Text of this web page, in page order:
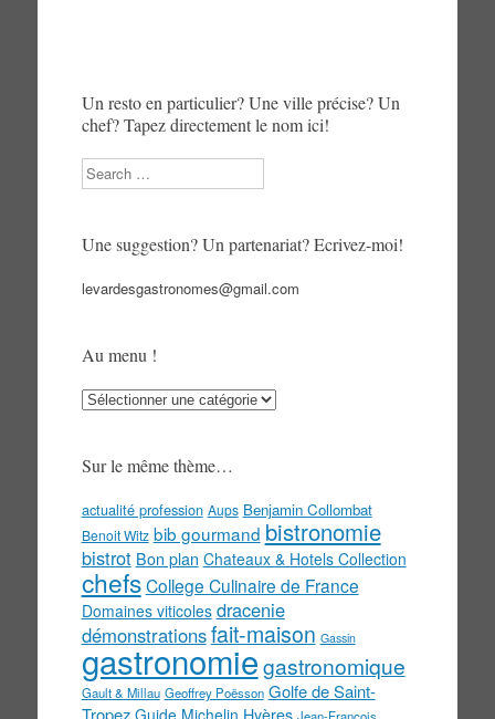
Un resto en particulier? Une ville précise? Un
chef? Tapez directement le nom ici!
Search
Une suggestion? Un partenariat? Ecrivez-moi!
levardesgastronomes@gmail.com
Au menu !
Au
Sur le même thème…
actualité profession Aups Benjamin Collombat
Benoit Witz bib gourmand bistronomie
bistrot Bon plan Chateaux & Hotels Collection
chefs College Culinaire de France
Domaines viticoles dracenie
démonstrationsfait-maison Gassin
gastronomiegastronomique
Gault & Millau Geoffrey Poësson Golfe de Saint-
Tropez